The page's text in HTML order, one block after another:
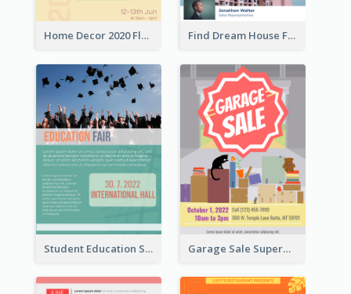
Home Decor 2020 Flyer Find Dream House Flyer
Student Education Study Flyer Garage Sale Supermarket Flyer